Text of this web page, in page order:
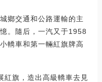
鄉交通和公路運輸的主
。隨后，一汽又于1958
轎車和第一輛紅旗牌高
紅旗，造出高級轎車去見